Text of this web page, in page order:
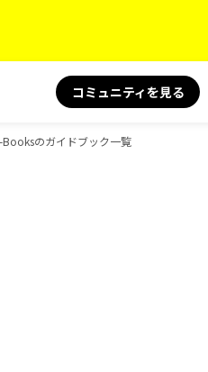
コミュニティを見る
のガイドブック一覧